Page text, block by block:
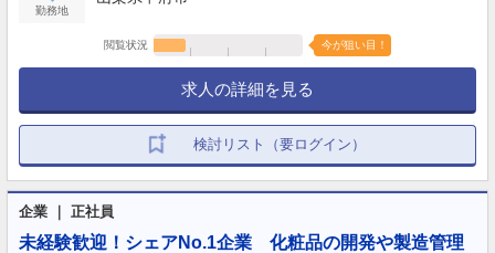
勤務地
閲覧状況 今が狙い目！
求人の詳細を見る
検討リスト（要ログイン）
企業 ｜ 正社員
未経験歓迎！シェアNo.1企業 化粧品の開発や製造管理